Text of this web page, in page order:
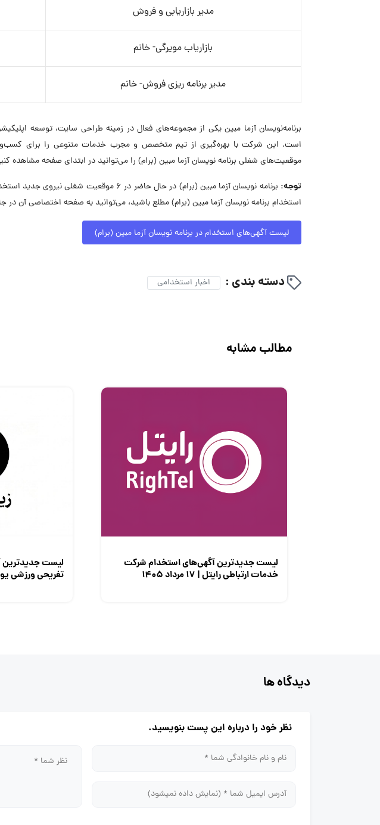
مدیر بازاریابی و فروش
بازاریاب مویرگی- خانم
مدیر برنامه ریزی فروش- خانم
است. این شرکت با بهره‌گیری از تیم متخصص و مجرب خدمات متنوعی را برای
موقعیت‌های شغلی برنامه نویسان آزما مبین (برام) را می‌توانید در ابتدای صفحه مشاهده
توجه:
برنامه نویسان آزما مبین (برام) در حال حاضر در ۶
استخدام برنامه نویسان آزما مبین (برام) مطلع باشید، می‌توانید به صفحه اختصاصی آن در
لیست آگهی‌های استخدام در برنامه نویسان آزما مبین (برام)
دسته بندی : اخبار استخدامی
مطالب مشابه
لیست جدیدترین آگهی‌های استخدام شرکت
خدمات ارتباطی رایتل | ۱۷ مرداد ۱۴۰۵
لیست جدیدترین
تفریحی ورزشی یوجیم | ۱۷
دیدگاه ها
نظر خود را درباره این پست بنویسید.